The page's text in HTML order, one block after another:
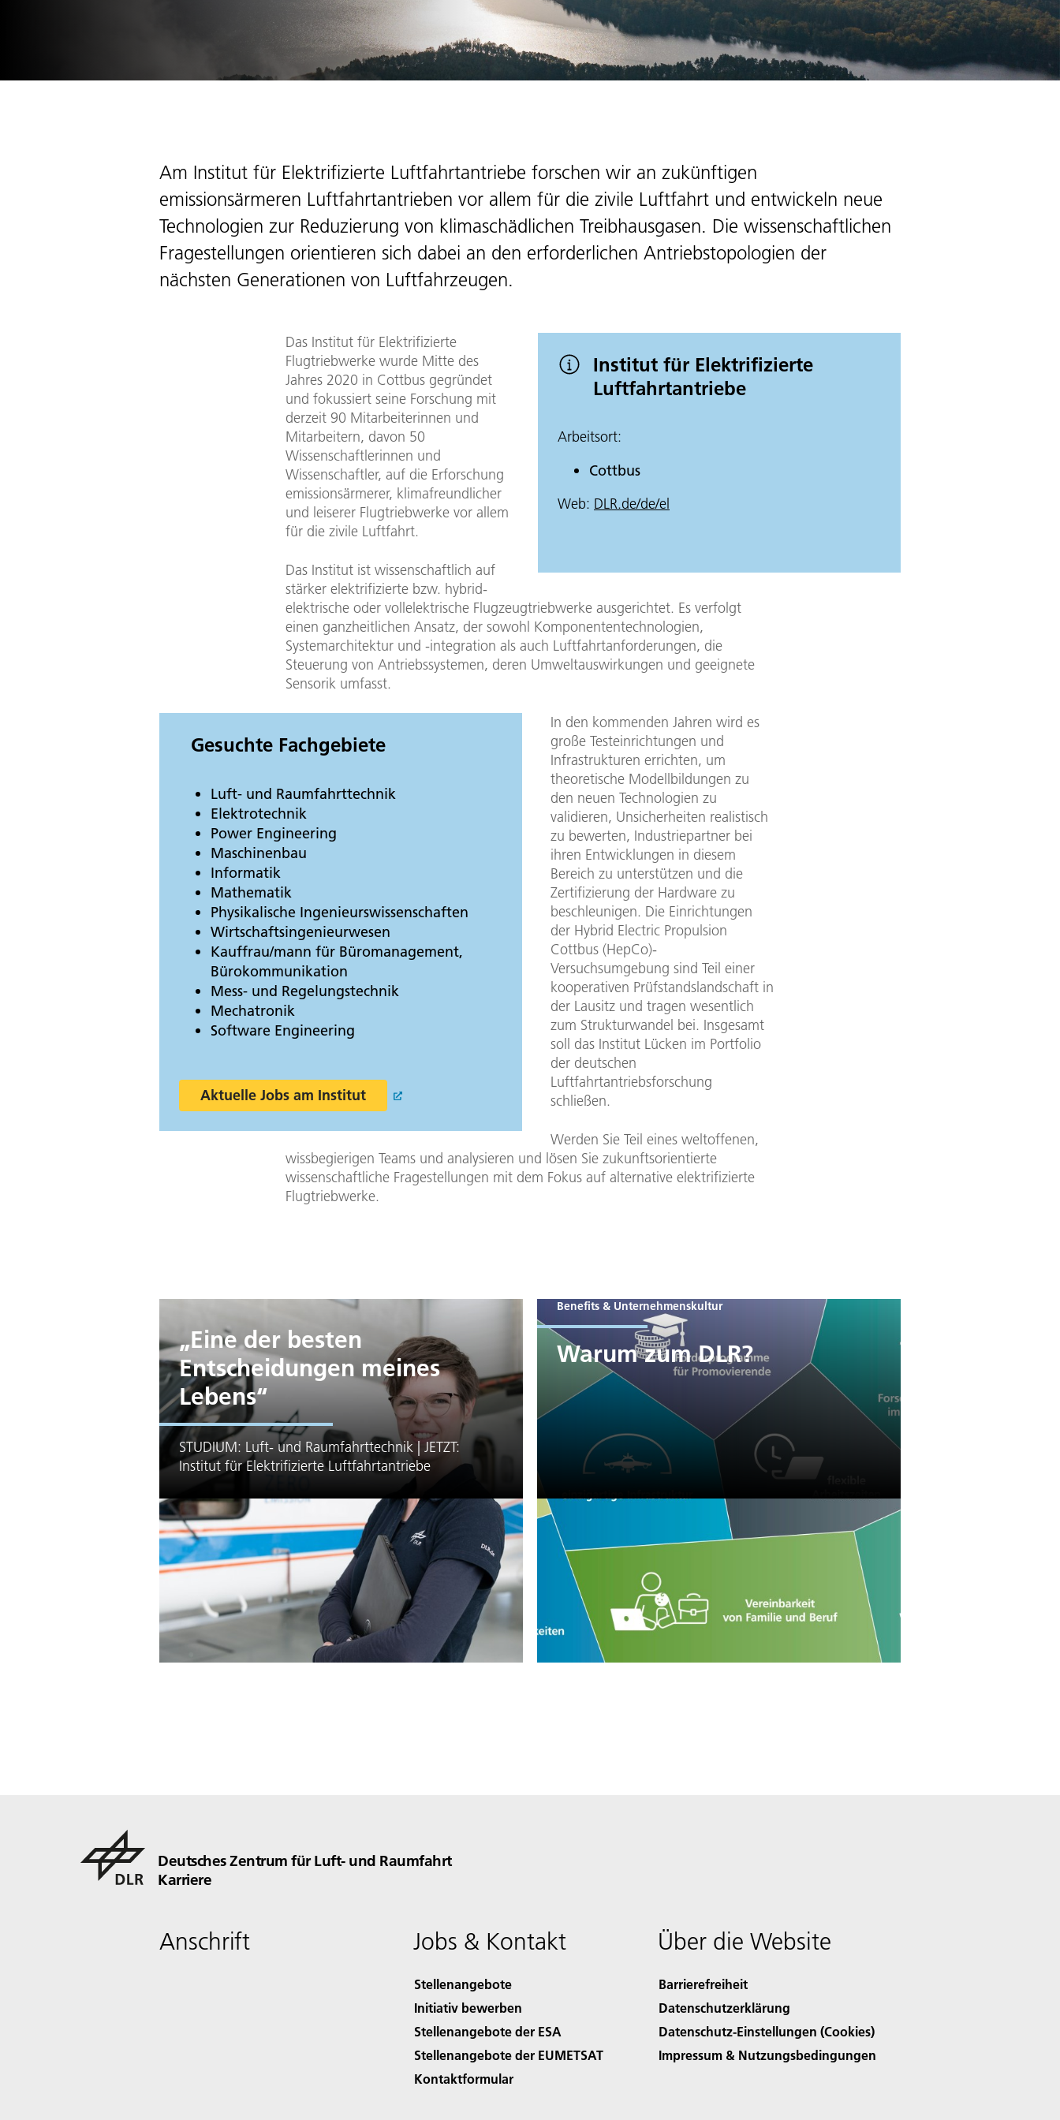
Am Institut für Elektrifizierte Luftfahrtantriebe forschen wir an zukünftigen
emissionsärmeren Luftfahrtantrieben vor allem für die zivile Luftfahrt und entwickeln neue
Technologien zur Reduzierung von klimaschädlichen Treibhausgasen. Die wissenschaftlichen
Fragestellungen orientieren sich dabei an den erforderlichen Antriebstopologien der
nächsten Generationen von Luftfahrzeugen.
Institut für Elektrifizierte
Luftfahrtantriebe
Arbeitsort:
Cottbus
Web: DLR.de/de/el
Das Institut für Elektrifizierte
Flugtriebwerke wurde Mitte des
Jahres 2020 in Cottbus gegründet
und fokussiert seine Forschung mit
derzeit 90 Mitarbeiterinnen und
Mitarbeitern, davon 50
Wissenschaftlerinnen und
Wissenschaftler, auf die Erforschung
emissionsärmerer, klimafreundlicher
und leiserer Flugtriebwerke vor allem
für die zivile Luftfahrt.
Das Institut ist wissenschaftlich auf
stärker elektrifizierte bzw. hybrid-
elektrische oder vollelektrische Flugzeugtriebwerke ausgerichtet. Es verfolgt
einen ganzheitlichen Ansatz, der sowohl Komponententechnologien,
Systemarchitektur und -integration als auch Luftfahrtanforderungen, die
Steuerung von Antriebssystemen, deren Umweltauswirkungen und geeignete
Sensorik umfasst.
Gesuchte Fachgebiete
Luft- und Raumfahrttechnik
Elektrotechnik
Power Engineering
Maschinenbau
Informatik
Mathematik
Physikalische Ingenieurswissenschaften
Wirtschaftsingenieurwesen
Kauffrau/mann für Büromanagement,
Bürokommunikation
Mess- und Regelungstechnik
Mechatronik
Software Engineering
Aktuelle Jobs am Institut
In den kommenden Jahren wird es
große Testeinrichtungen und
Infrastrukturen errichten, um
theoretische Modellbildungen zu
den neuen Technologien zu
validieren, Unsicherheiten realistisch
zu bewerten, Industriepartner bei
ihren Entwicklungen in diesem
Bereich zu unterstützen und die
Zertifizierung der Hardware zu
beschleunigen. Die Einrichtungen
der Hybrid Electric Propulsion
Cottbus (HepCo)-
Versuchsumgebung sind Teil einer
kooperativen Prüfstandslandschaft in
der Lausitz und tragen wesentlich
zum Strukturwandel bei. Insgesamt
soll das Institut Lücken im Portfolio
der deutschen
Luftfahrtantriebsforschung
schließen.
Werden Sie Teil eines weltoffenen,
wissbegierigen Teams und analysieren und lösen Sie zukunftsorientierte
wissenschaftliche Fragestellungen mit dem Fokus auf alternative elektrifizierte
Flugtriebwerke.
„Eine der besten
Entscheidungen meines
Lebens“
STUDIUM: Luft- und Raumfahrttechnik | JETZT:
Institut für Elektrifizierte Luftfahrtantriebe
Benefits & Unternehmenskultur
Warum zum DLR?
Deutsches Zentrum für Luft- und Raumfahrt
Karriere
Anschrift Jobs & Kontakt
Stellenangebote
Initiativ bewerben
Stellenangebote der ESA
Stellenangebote der EUMETSAT
Kontaktformular
Über die Website
Barrierefreiheit
Datenschutzerklärung
Datenschutz-Einstellungen (Cookies)
Impressum & Nutzungsbedingungen